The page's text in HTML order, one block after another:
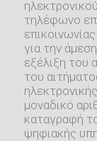
τηλέφωνο
για την
εξέλιξη του
του
μοναδικό
καταγραφή
ψηφιακής